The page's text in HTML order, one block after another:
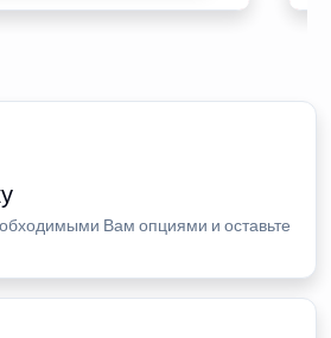
Вам опциями и оставьте